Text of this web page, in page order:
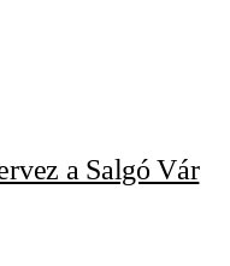
a Salgó Vár